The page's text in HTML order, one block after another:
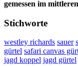
gemessen im
Stichworte
westley richards sauer
gürtel safari canvas
jagd koppel jagd gürtel